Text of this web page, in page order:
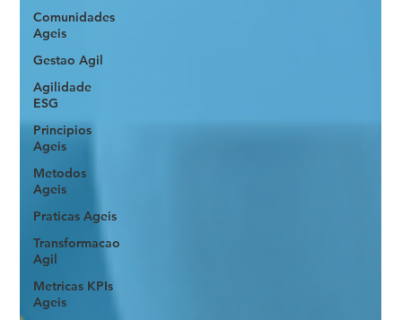
Comunidades
Ageis
Gestao Agil
Agilidade
ESG
Principios
Ageis
Metodos
Ageis
Praticas Ageis
Transformacao
Agil
Metricas KPIs
Ageis